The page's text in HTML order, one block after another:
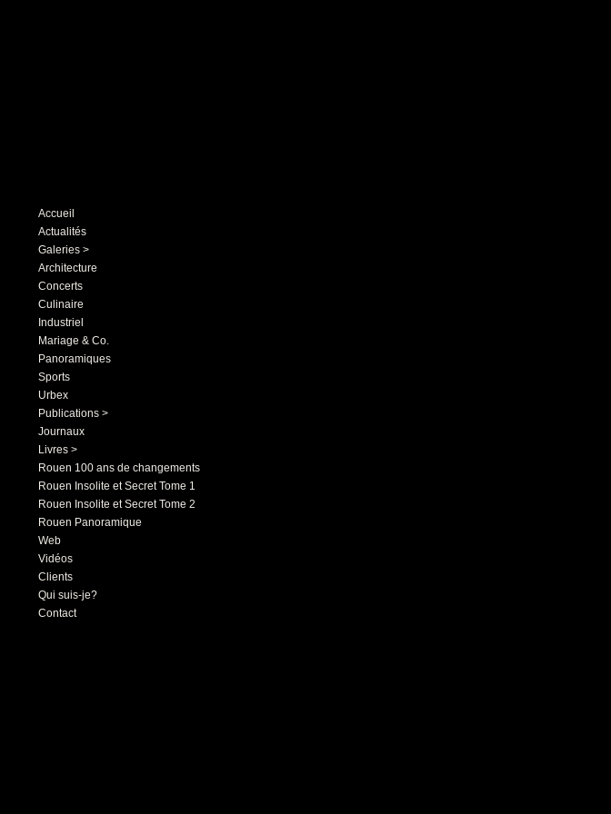
Accueil
Actualités
Galeries >
Architecture
Concerts
Culinaire
Industriel
Mariage & Co.
Panoramiques
Sports
Urbex
Publications >
Journaux
Livres >
Rouen 100 ans de changements
Rouen Insolite et Secret Tome 1
Rouen Insolite et Secret Tome 2
Rouen Panoramique
Web
Vidéos
Clients
Qui suis-je?
Contact